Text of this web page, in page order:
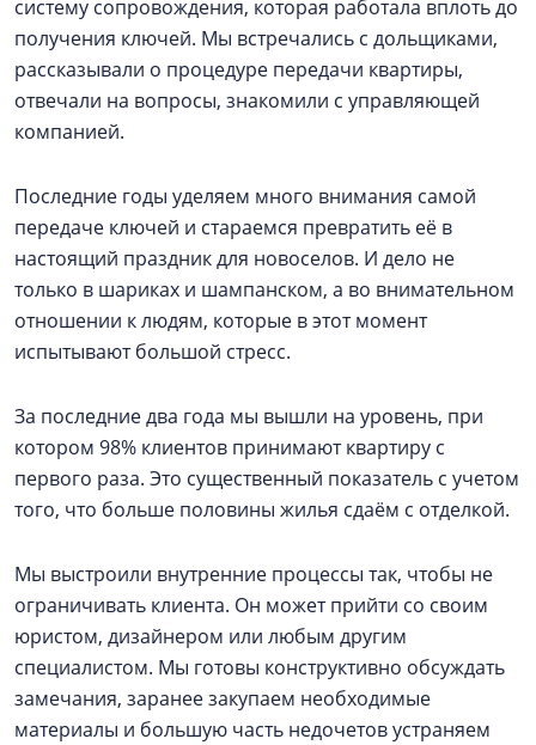
систему сопровождения, которая работала вплоть до
получения ключей. Мы встречались с дольщиками,
рассказывали о процедуре передачи квартиры,
отвечали на вопросы, знакомили с управляющей
компанией.
Последние годы уделяем много внимания самой
передаче ключей и стараемся превратить её в
настоящий праздник для новоселов. И дело не
только в шариках и шампанском, а во внимательном
отношении к людям, которые в этот момент
испытывают большой стресс.
За последние два года мы вышли на уровень, при
котором 98% клиентов принимают квартиру с
первого раза. Это существенный показатель с учетом
того, что больше половины жилья сдаём с отделкой.
Мы выстроили внутренние процессы так, чтобы не
ограничивать клиента. Он может прийти со своим
юристом, дизайнером или любым другим
специалистом. Мы готовы конструктивно обсуждать
замечания, заранее закупаем необходимые
материалы и большую часть недочетов устраняем